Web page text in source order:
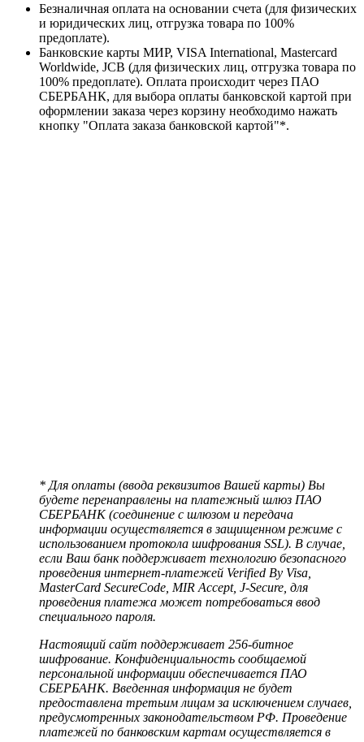
Безналичная оплата на основании счета (для физических
и юридических лиц, отгрузка товара по 100%
предоплате).
Банковские карты МИР, VISA International, Mastercard
Worldwide, JCB (для физических лиц, отгрузка товара по
100% предоплате). Оплата происходит через ПАО
СБЕРБАНК, для выбора оплаты банковской картой при
оформлении заказа через корзину необходимо нажать
кнопку "Оплата заказа банковской картой"*.
* Для оплаты (ввода реквизитов Вашей карты) Вы
будете перенаправлены на платежный шлюз ПАО
СБЕРБАНК (соединение с шлюзом и передача
информации осуществляется в защищенном режиме с
использованием протокола шифрования SSL). В случае,
если Ваш банк поддерживает технологию безопасного
проведения интернет-платежей Verified By Visa,
MasterCard SecureCode, MIR Accept, J-Secure, для
проведения платежа может потребоваться ввод
специального пароля.
Настоящий сайт поддерживает 256-битное
шифрование. Конфиденциальность сообщаемой
персональной информации обеспечивается ПАО
СБЕРБАНК. Введенная информация не будет
предоставлена третьим лицам за исключением случаев,
предусмотренных законодательством РФ. Проведение
платежей по банковским картам осуществляется в